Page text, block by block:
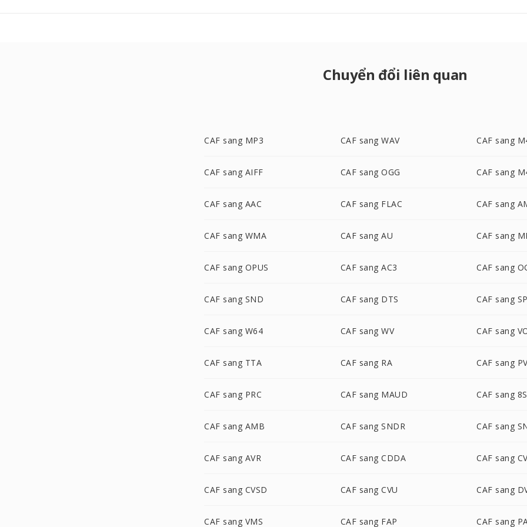
Chuyển đổi liên quan
CAF sang MP3 CAF sang WAV CAF sang
CAF sang AIFF CAF sang OGG CAF sang
CAF sang AAC CAF sang FLAC CAF sang
CAF sang WMA CAF sang AU CAF sang
CAF sang OPUS CAF sang AC3 CAF sang
CAF sang SND CAF sang DTS CAF sang
CAF sang W64 CAF sang WV CAF sang
CAF sang TTA CAF sang RA CAF sang
CAF sang PRC CAF sang MAUD CAF sang
CAF sang AMB CAF sang SNDR CAF sang
CAF sang AVR CAF sang CDDA CAF sang
CAF sang CVSD CAF sang CVU CAF sang
CAF sang VMS CAF sang FAP CAF sang